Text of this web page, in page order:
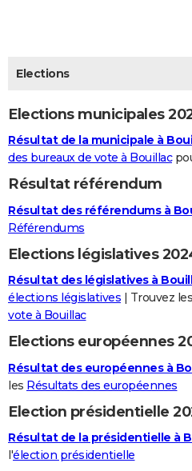
CARTE DE VOEUX
Carte de Noël
Carte Bonne année
Carte Saint-Valentin
Carte Pâques
Carte d'anniversaire
DICTIONNAIRE
Dictionnaire
Biographies
Citations
Expressions
Proverbes
PROGRAMME TV
COPAINS D'AVANT
AVIS DE DÉCÈS
FORUM
Bricolage
Lifestyle
Culture
Sport
Auto
Television
Voyage
Cinema
Elections
Elections municipales
Résultat de la municipale à
des bureaux de vote à Bouillac
Résultat référendum
Résultat des référendums à
Référendums
Elections législatives
Résultat des législatives à
élections législatives | Trouvez les
vote à Bouillac
Elections européennes
Résultat des européennes à
les Résultats des européennes
Election présidentielle
Résultat de la présidentielle à
l'élection présidentielle